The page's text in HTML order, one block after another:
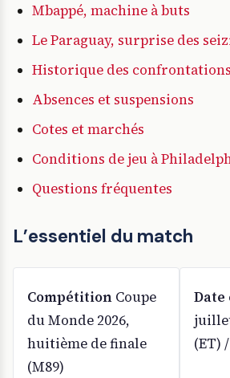
Mbappé, machine à buts
Le Paraguay, surprise des
Historique des confrontations
Absences et suspensions
Cotes et marchés
Conditions de jeu à
Questions fréquentes
L’essentiel du match
CompétitionCoupe
du Monde 2026,
huitième de finale
(M89)
Date
(ET)